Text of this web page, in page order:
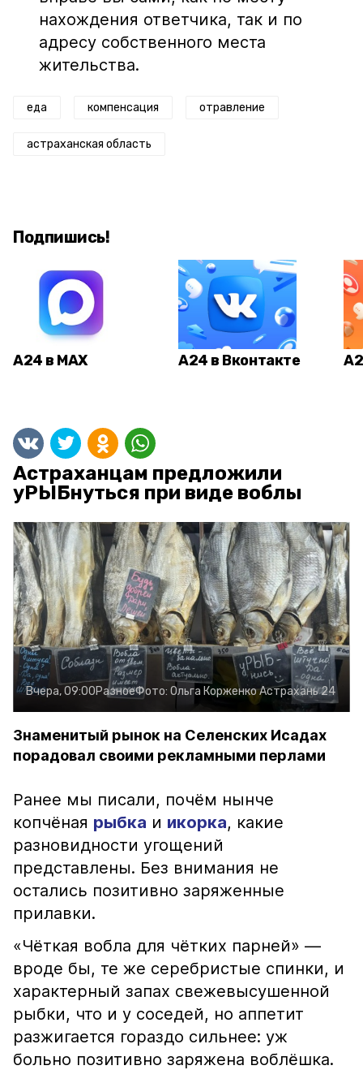
нахождения ответчика, так и по
адресу собственного места
жительства.
еда компенсация отравление
астраханская область
Подпишись!
А24 в MAX А24 в Вконтакте
Астраханцам предложили
уРЫБнуться при виде воблы
Вчера, 09:00РазноеФото: Ольга КорженкоАстрахань 24
Знаменитый рынок на Селенских Исадах
порадовал своими рекламными перлами
Ранее мы писали, почём нынче
копчёная рыбка и икорка, какие
разновидности угощений
представлены. Без внимания не
остались позитивно заряженные
прилавки.
«Чёткая вобла для чётких парней» —
вроде бы, те же серебристые спинки, и
характерный запах свежевысушенной
рыбки, что и у соседей, но аппетит
разжигается гораздо сильнее: уж
больно позитивно заряжена воблёшка.